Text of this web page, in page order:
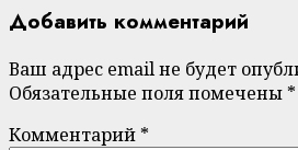
Добавить комментарий
Ваш адрес email не будет
Обязательные поля помечены *
Комментарий *